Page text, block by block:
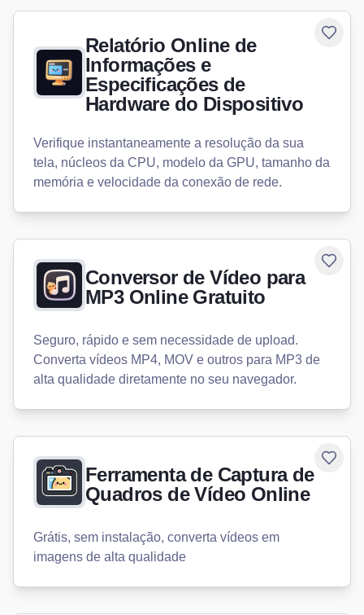
Relatório Online de
Informações e
Especificações de
Hardware do Dispositivo
Verifique instantaneamente a resolução da sua
tela, núcleos da CPU, modelo da GPU, tamanho da
memória e velocidade da conexão de rede.
Conversor de Vídeo para
MP3 Online Gratuito
Seguro, rápido e sem necessidade de upload.
Converta vídeos MP4, MOV e outros para MP3 de
alta qualidade diretamente no seu navegador.
Ferramenta de Captura de
Quadros de Vídeo Online
Grátis, sem instalação, converta vídeos em
imagens de alta qualidade